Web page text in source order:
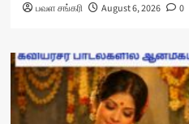
பவள சங்கரி August 6, 2026 0